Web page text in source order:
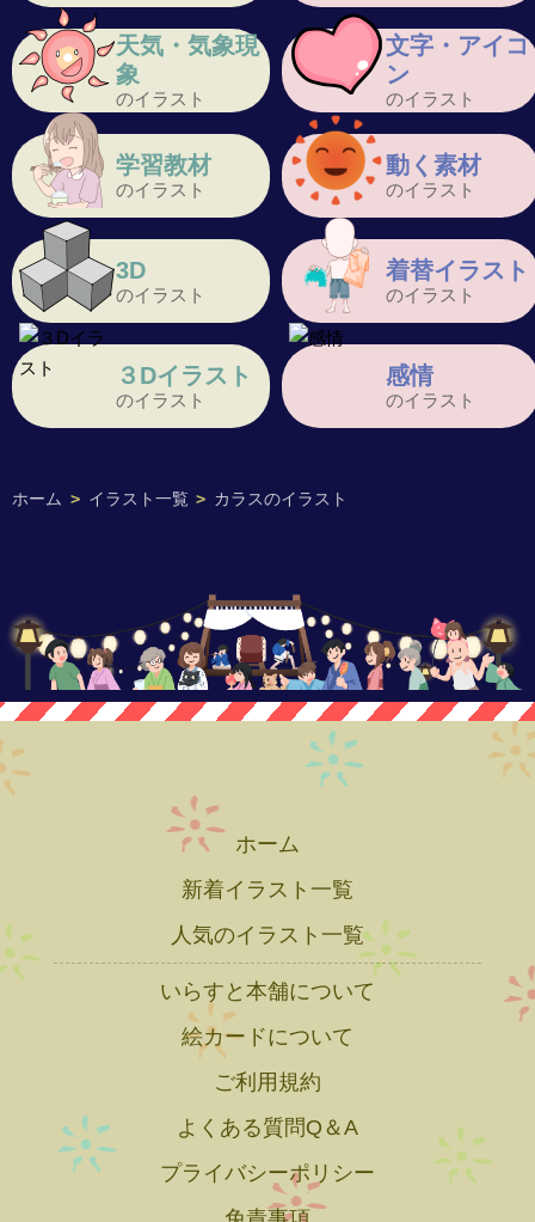
ホーム > イラスト一覧 > カラスのイラスト
天気・気象現
象
のイラスト
文字・アイコ
ン
のイラスト
学習教材
のイラスト
動く素材
のイラスト
3D
のイラスト
着替イラスト
のイラスト
３Dイラスト
のイラスト
感情
のイラスト
ホーム
新着イラスト一覧
人気のイラスト一覧
いらすと本舗について
絵カードについて
ご利用規約
よくある質問Q＆A
プライバシーポリシー